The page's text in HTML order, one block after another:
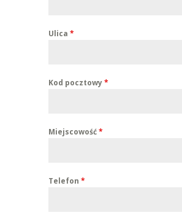
Ulica *
Kod pocztowy*
Miejscowość*
Telefon *